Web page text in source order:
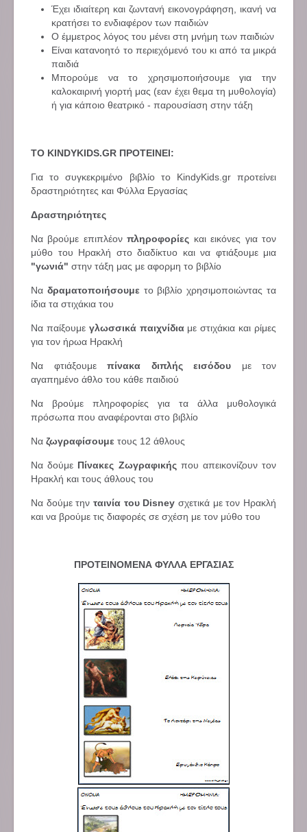
Έχει ιδιαίτερη και ζωντανή εικονογράφηση, ικανή να
κρατήσει το ενδιαφέρον των παιδιών
Ο έμμετρος λόγος του μένει στη μνήμη των παιδιών
Είναι κατανοητό το περιεχόμενό του κι από τα μικρά
παιδιά
Μπορούμε να το χρησιμοποιήσουμε για την
καλοκαιρινή γιορτή μας (εαν έχει θεμα τη μυθολογία)
ή για κάποιο θεατρικό - παρουσίαση στην τάξη
ΤΟ KINDYKIDS.GR ΠΡΟΤΕΙΝΕΙ:
Για το συγκεκριμένο βιβλίο το KindyKids.gr προτείνει
δραστηριότητες και Φύλλα Εργασίας
Δραστηριότητες
Να βρούμε επιπλέονπληροφορίες και εικόνες για τον
μύθο του Ηρακλή στο διαδίκτυο και να φτιάξουμε μια
"γωνιά" στην τάξη μας με αφορμη το βιβλίο
Να δραματοποιήσουμε το βιβλίο χρησιμοποιώντας τα
ίδια τα στιχάκια του
Να παίξουμε γλωσσικά παιχνίδιαμε στιχάκια και ρίμες
για τον ήρωα Ηρακλή
Να φτιάξουμε πίνακα διπλής εισόδου με τον
αγαπημένο άθλο του κάθε παιδιού
Να βρούμε πληροφορίες για τα άλλα μυθολογικά
πρόσωπα που αναφέρονται στο βιβλίο
Να ζωγραφίσουμε τους 12 άθλους
Να δούμε Πίνακες Ζωγραφικήςπου απεικονίζουν τον
Ηρακλή και τους άθλους του
Να δούμε την ταινία του Disney σχετικά με τον Ηρακλή
και να βρούμε τις διαφορές σε σχέση με τον μύθο του
ΠΡΟΤΕΙΝΟΜΕΝΑ ΦΥΛΛΑ ΕΡΓΑΣΙΑΣ